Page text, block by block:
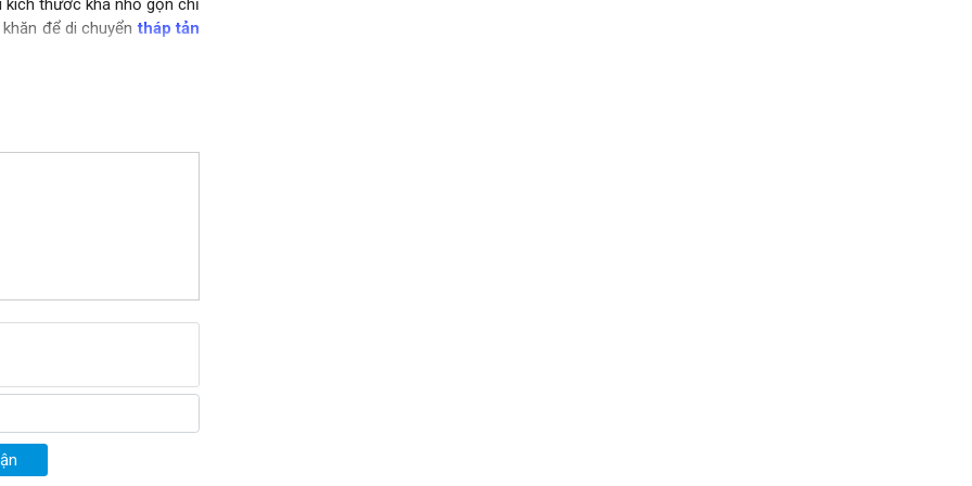
thước khá nhỏ gọn chỉ
khăn để di chuyển tháp tản
chỉ trong thời gian ngắn,
động cơ máy móc luôn ở